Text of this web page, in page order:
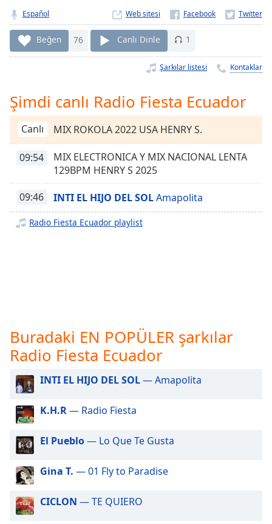
Seek to
live,
currently
behind
liveLIVE
Playback
Rate
Chapters
Descriptions
opens
subtitles
dialog
subtitles
off
selected
Audio
Track
Picture-
in-
Picture
Fullscreen
Español Web sitesi
Beğen 76 Canlı Dinle 1
Şarkılar listesi Kontaklar
Şimdi canlı Radio Fiesta Ecuador
Canlı MIX ROKOLA 2022 USA HENRY S.
09:54
MIX ELECTRONICA Y MIX NACIONAL LENTA
129BPM HENRY S 2025
09:46 INTI EL HIJO DEL SOLAmapolita
Radio Fiesta Ecuador playlist
Buradaki EN POPÜLER şarkılar
Radio Fiesta Ecuador
INTI EL HIJO DEL SOL— Amapolita
K.H.R— Radio Fiesta
El Pueblo— Lo Que Te Gusta
Gina T. — 01 Fly to Paradise
CICLON — TE QUIERO